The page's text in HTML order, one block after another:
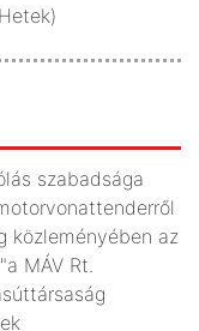
szabadsága
közleményében az
MÁV Rt.